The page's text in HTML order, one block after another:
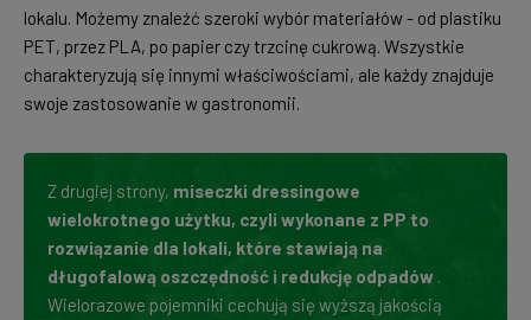
lokalu. Możemy znaleźć szeroki wybór materiałów - od plastiku
PET, przez PLA, po papier czy trzcinę cukrową. Wszystkie
charakteryzują się innymi właściwościami, ale każdy znajduje
swoje zastosowanie w gastronomii.
Z drugiej strony, miseczki dressingowe
wielokrotnego użytku, czyli wykonane z PP to
rozwiązanie dla lokali, które stawiają na
długofalową oszczędność i redukcję odpadów .
Wielorazowe pojemniki cechują się wyższą jakością